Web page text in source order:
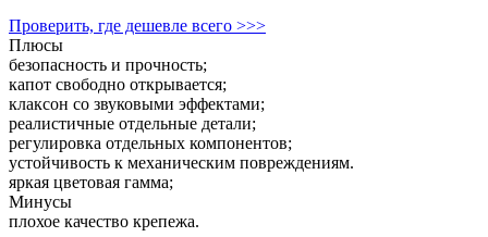
Проверить, где дешевле всего >>>
Плюсы
безопасность и прочность;
капот свободно открывается;
клаксон со звуковыми эффектами;
реалистичные отдельные детали;
регулировка отдельных компонентов;
устойчивость к механическим повреждениям.
яркая цветовая гамма;
Минусы
плохое качество крепежа.